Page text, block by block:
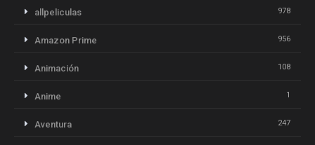
allpeliculas 978
Amazon Prime 956
Animación 108
Anime 1
Aventura 247